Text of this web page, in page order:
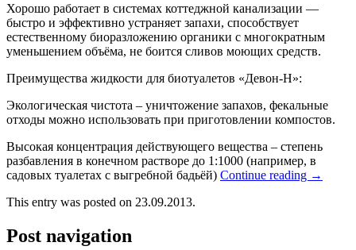
Хорошо работает в системах коттеджной канализации —
быстро и эффективно устраняет запахи, способствует
естественному биоразложению органики с многократным
уменьшением объёма, не боится сливов моющих средств.
Преимущества жидкости для биотуалетов «Девон-Н»:
Экологическая чистота – уничтожение запахов, фекальные
отходы можно использовать при приготовлении компостов.
Высокая концентрация действующего вещества – степень
разбавления в конечном растворе до 1:1000 (например, в
садовых туалетах с выгребной бадьёй) Continue reading →
This entry was posted on 23.09.2013.
Post navigation